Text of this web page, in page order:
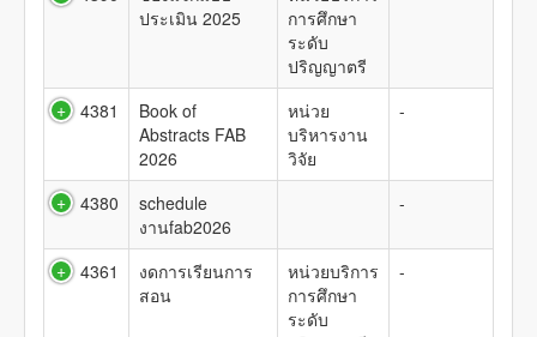
ประเมิน 2025
การศึกษา
ระดับ
ปริญญาตรี
4381
Book of
Abstracts FAB
2026
หน่วย
บริหารงาน
วิจัย
-
4380
schedule
งานfab2026
-
4361
งดการเรียนการ
สอน
หน่วยบริการ
การศึกษา
ระดับ
-